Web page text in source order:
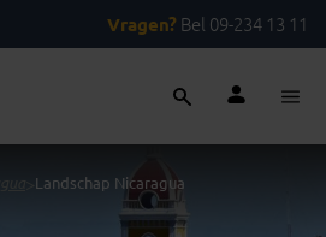
Vragen? Bel 09-234 13 11
Landschap Nicaragua